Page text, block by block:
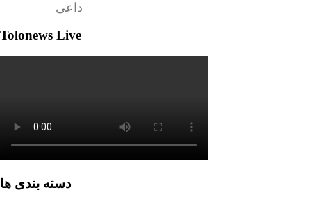
Tolonews Live
دسته بندی ها